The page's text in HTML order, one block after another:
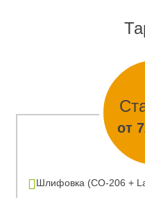
от
Шлифовка (CO-206 +